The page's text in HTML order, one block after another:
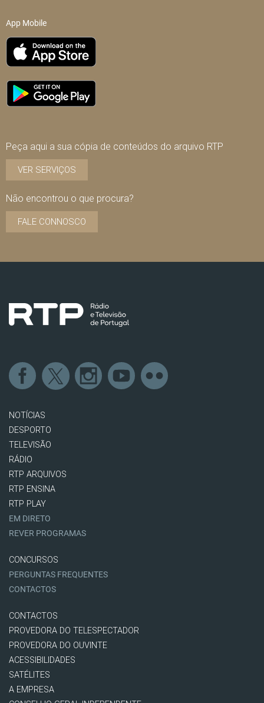
App Mobile
Peça aqui a sua cópia de conteúdos do arquivo RTP
VER SERVIÇOS
Não encontrou o que procura?
FALE CONNOSCO
NOTÍCIAS
DESPORTO
TELEVISÃO
RÁDIO
RTP ARQUIVOS
RTP ENSINA
RTP PLAY
EM DIRETO
REVER PROGRAMAS
CONCURSOS
PERGUNTAS FREQUENTES
CONTACTOS
CONTACTOS
PROVEDORA DO TELESPECTADOR
PROVEDORA DO OUVINTE
ACESSIBILIDADES
SATÉLITES
A EMPRESA